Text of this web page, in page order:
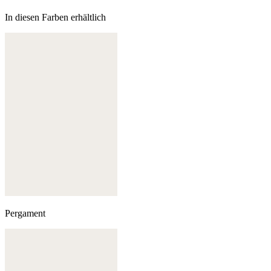
In diesen Farben erhältlich
Pergament